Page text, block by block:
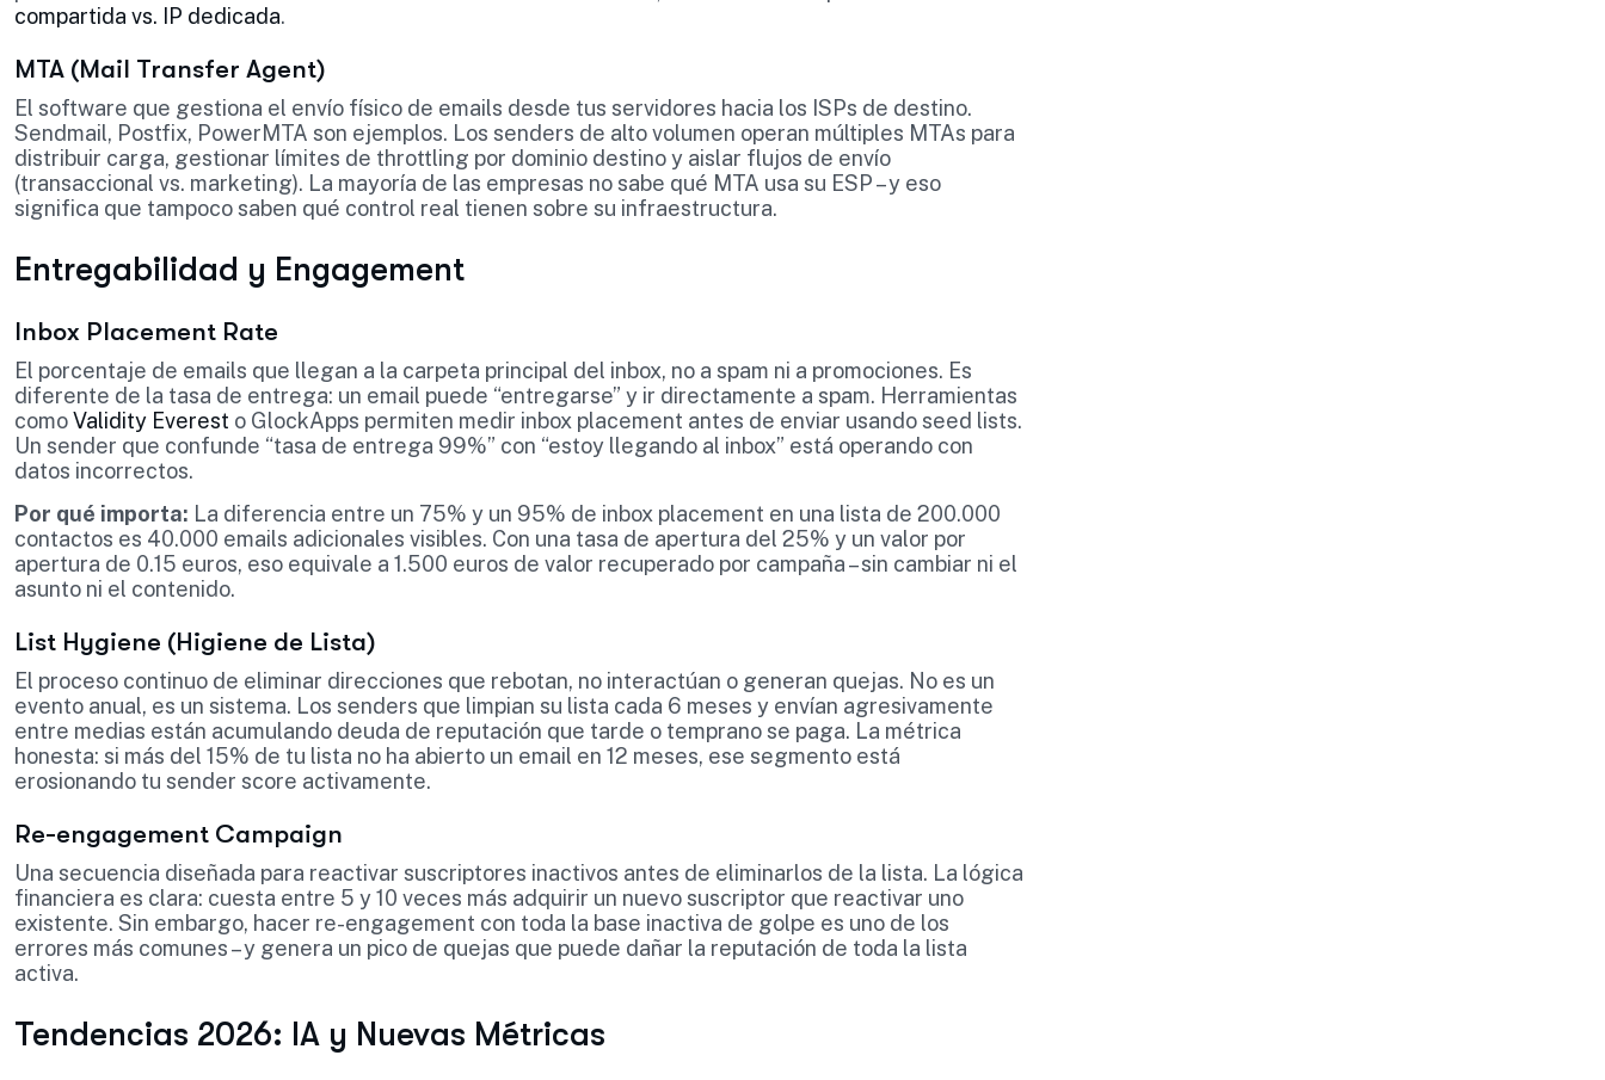
compartida vs. IP dedicada.
MTA (Mail Transfer Agent)
El software que gestiona el envío físico de emails desde tus servidores hacia los ISPs de destino.
Sendmail, Postfix, PowerMTA son ejemplos. Los senders de alto volumen operan múltiples MTAs para
distribuir carga, gestionar límites de throttling por dominio destino y aislar flujos de envío
(transaccional vs. marketing). La mayoría de las empresas no sabe qué MTA usa su ESP – y eso
significa que tampoco saben qué control real tienen sobre su infraestructura.
Entregabilidad y Engagement
Inbox Placement Rate
El porcentaje de emails que llegan a la carpeta principal del inbox, no a spam ni a promociones. Es
diferente de la tasa de entrega: un email puede “entregarse” y ir directamente a spam. Herramientas
comoValidity Everest o GlockApps permiten medir inbox placement antes de enviar usando seed lists.
Un sender que confunde “tasa de entrega 99%” con “estoy llegando al inbox” está operando con
datos incorrectos.
Por qué importa: La diferencia entre un 75% y un 95% de inbox placement en una lista de 200.000
contactos es 40.000 emails adicionales visibles. Con una tasa de apertura del 25% y un valor por
apertura de 0.15 euros, eso equivale a 1.500 euros de valor recuperado por campaña – sin cambiar ni el
asunto ni el contenido.
List Hygiene (Higiene de Lista)
El proceso continuo de eliminar direcciones que rebotan, no interactúan o generan quejas. No es un
evento anual, es un sistema. Los senders que limpian su lista cada 6 meses y envían agresivamente
entre medias están acumulando deuda de reputación que tarde o temprano se paga. La métrica
honesta: si más del 15% de tu lista no ha abierto un email en 12 meses, ese segmento está
erosionando tu sender score activamente.
Re-engagement Campaign
Una secuencia diseñada para reactivar suscriptores inactivos antes de eliminarlos de la lista. La lógica
financiera es clara: cuesta entre 5 y 10 veces más adquirir un nuevo suscriptor que reactivar uno
existente. Sin embargo, hacer re-engagement con toda la base inactiva de golpe es uno de los
errores más comunes – y genera un pico de quejas que puede dañar la reputación de toda la lista
activa.
Tendencias 2026: IA y Nuevas Métricas